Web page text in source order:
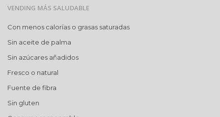
VENDING MÁS SALUDABLE
Con menos calorías o grasas saturadas
Sin aceite de palma
Sin azúcares añadidos
Fresco o natural
Fuente de fibra
Sin gluten